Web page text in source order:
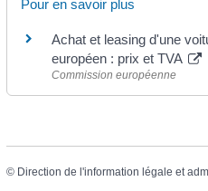
Pour en savoir plus
Achat et leasing d'une
européen : prix et TVA
Commission européenne
© Direction de l'information légale et